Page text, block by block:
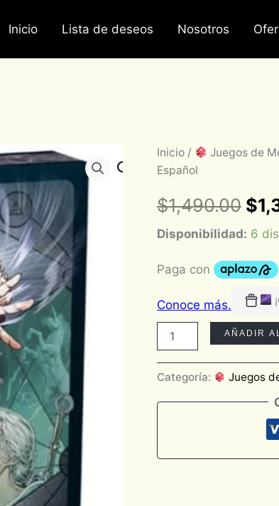
Inicio Lista de deseos Nosotros
Inicio/ Juegos de
Español
$1,490.00 $
Disponibilidad: 6
Unmatched
The
Witcher
Silver
cantidad
AÑADIR
Categoría: Juegos